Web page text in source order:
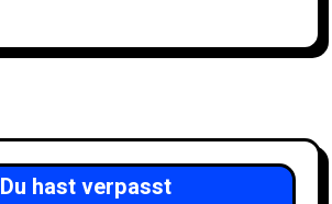
Du hast verpasst